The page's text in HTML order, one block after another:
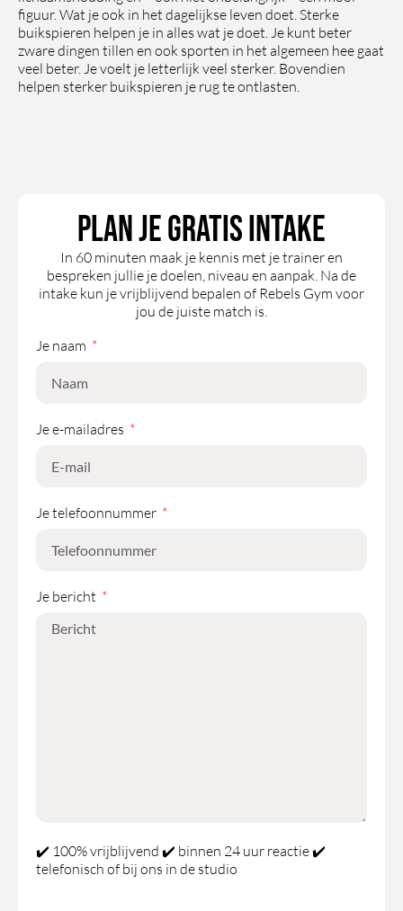
figuur. Wat je ook in het dagelijkse leven doet. Sterke
buikspieren helpen je in alles wat je doet. Je kunt beter
zware dingen tillen en ook sporten in het algemeen hee gaat
veel beter. Je voelt je letterlijk veel sterker. Bovendien
helpen sterker buikspieren je rug te ontlasten.
Plan je gratis intake
In 60 minuten maak je kennis met je trainer en
bespreken jullie je doelen, niveau en aanpak. Na de
intake kun je vrijblijvend bepalen of Rebels Gym voor
jou de juiste match is.
Je naam
Je e-mailadres
Je telefoonnummer
Je bericht
✔️ 100% vrijblijvend ✔️ binnen 24 uur reactie ✔️
telefonisch of bij ons in de studio